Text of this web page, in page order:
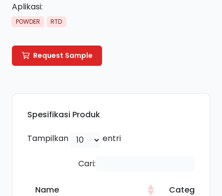
Aplikasi:
POWDER RTD
Request Sample
Spesifikasi Produk
Tampilkan entri
Cari:
Name
Category